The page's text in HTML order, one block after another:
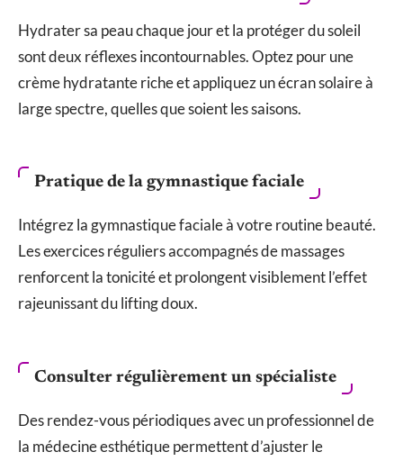
Hydrater sa peau chaque jour et la protéger du soleil
sont deux réflexes incontournables. Optez pour une
crème hydratante riche et appliquez un écran solaire à
large spectre, quelles que soient les saisons.
Pratique de la gymnastique faciale
Intégrez la gymnastique faciale à votre routine beauté.
Les exercices réguliers accompagnés de massages
renforcent la tonicité et prolongent visiblement l’effet
rajeunissant du lifting doux.
Consulter régulièrement un spécialiste
Des rendez-vous périodiques avec un professionnel de
la médecine esthétique permettent d’ajuster le